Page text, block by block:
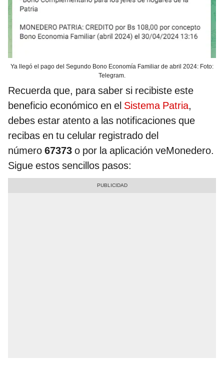
Ya llegó el pago del Segundo Bono Economía Familiar de abril 2024: Foto:
Telegram.
Recuerda que, para saber si recibiste este
beneficio económico en el Sistema Patria,
debes estar atento a las notificaciones que
recibas en tu celular registrado del
número 67373 o por la aplicación veMonedero.
Sigue estos sencillos pasos: